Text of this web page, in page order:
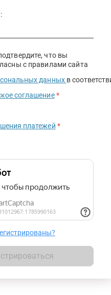
что вы
с правилами сайта
данных в
соглашение *
платежей *